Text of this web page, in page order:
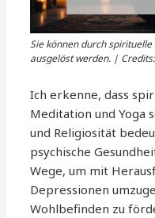
Sie können durch
ausgelöst werden. |
Ich erkenne, dass
Meditation und Yoga
und Religiosität
psychische
Wege, um mit
Depressionen
Wohlbefinden zu